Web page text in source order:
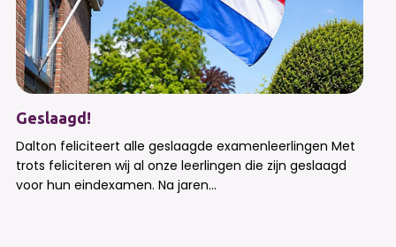
Geslaagd!
Dalton feliciteert alle geslaagde examenleerlingen Met
trots feliciteren wij al onze leerlingen die zijn geslaagd
voor hun eindexamen. Na jaren...